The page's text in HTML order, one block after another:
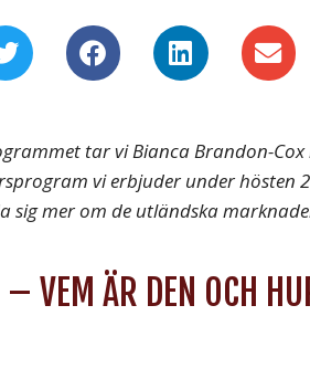
tar vi Bianca Brandon-Cox
vi erbjuder under hösten
mer om de utländska
VEM ÄR DEN OCH